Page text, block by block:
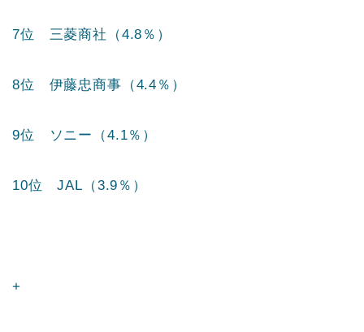
7位 三菱商社（4.8％）
8位 伊藤忠商事（4.4％）
9位 ソニー（4.1％）
10位 JAL（3.9％）
+